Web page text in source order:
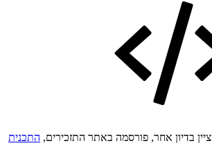
ציין בדיון אחר, פורסמה באתר התזכירים, התכנית